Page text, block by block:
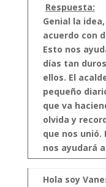
Respuesta:
Genial la
acuerdo con
Esto nos
días tan
ellos. El
pequeño
que va
olvida y
que nos unió.
nos ayudará
Hola soy